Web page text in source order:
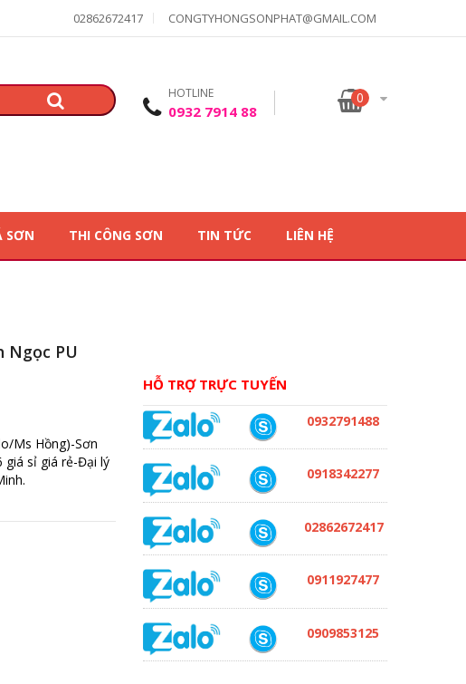
02862672417 CONGTYHONGSONPHAT@GMAIL.COM
HOTLINE
0932 7914 88
0
SƠN THI CÔNG SƠN TIN TỨC LIÊN HỆ
Ngọc PU
Ms Hồng)-Sơn
giá sỉ giá rẻ-Đại lý
HỖ TRỢ TRỰC TUYẾN
0932791488
0918342277
02862672417
0911927477
0909853125